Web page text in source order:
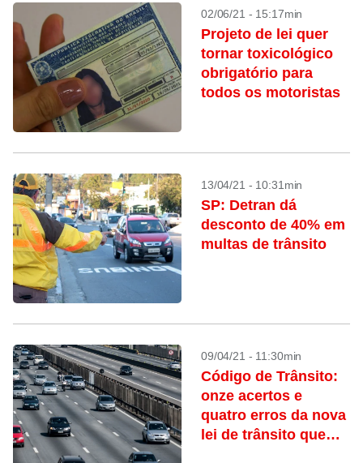
02/06/21 - 15:17min
Projeto de lei quer
tornar toxicológico
obrigatório para
todos os motoristas
13/04/21 - 10:31min
SP: Detran dá
desconto de 40% em
multas de trânsito
09/04/21 - 11:30min
Código de Trânsito:
onze acertos e
quatro erros da nova
lei de trânsito que